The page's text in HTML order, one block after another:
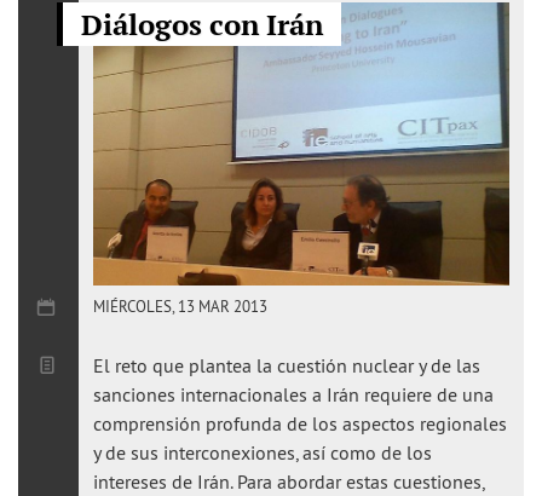
Mediación
Evento Público
Publicaciones
Diálogos con Irán
MIÉRCOLES, 13 MAR 2013
El reto que plantea la cuestión nuclear y de las
sanciones internacionales a Irán requiere de una
comprensión profunda de los aspectos regionales
y de sus interconexiones, así como de los
intereses de Irán. Para abordar estas cuestiones,